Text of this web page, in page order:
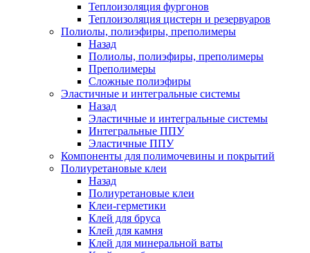
Теплоизоляция фургонов
Теплоизоляция цистерн и резервуаров
Полиолы, полиэфиры, преполимеры
Назад
Полиолы, полиэфиры, преполимеры
Преполимеры
Сложные полиэфиры
Эластичные и интегральные системы
Назад
Эластичные и интегральные системы
Интегральные ППУ
Эластичные ППУ
Компоненты для полимочевины и покрытий
Полиуретановые клеи
Назад
Полиуретановые клеи
Клеи-герметики
Клей для бруса
Клей для камня
Клей для минеральной ваты